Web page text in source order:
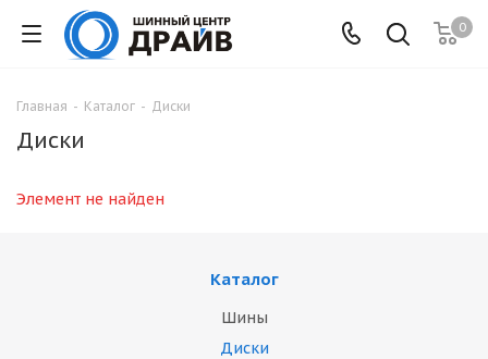
0
Главная - Каталог - Диски
Диски
Элемент не найден
Каталог
Шины
Диски